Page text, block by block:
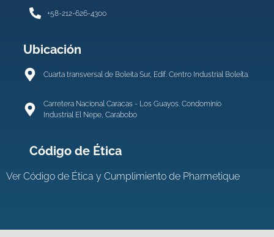
+58-212-626-4300
Ubicación
Cuarta transversal de Boleita Sur, Edif. Centro Industrial Boleíta.
Carretera Nacional Caracas - Los Guayos. Condominio
Industrial El Nepe, Carabobo
Código de Ética
VerCódigo de Ética y Cumplimiento de Pharmetique